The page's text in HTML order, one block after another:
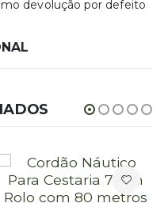
devolução por defeito